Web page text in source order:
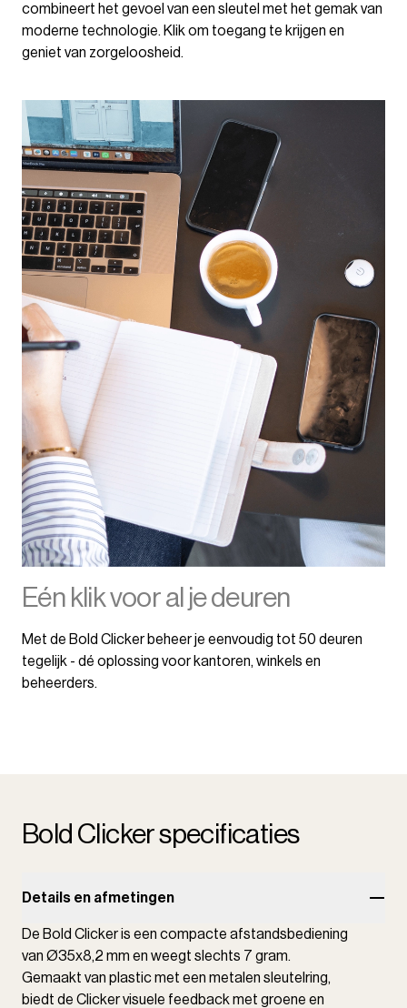
combineert het gevoel van een sleutel met het gemak van
moderne technologie. Klik om toegang te krijgen en
geniet van zorgeloosheid.
Eén klik voor al je deuren
Met de Bold Clicker beheer je eenvoudig tot 50 deuren
tegelijk - dé oplossing voor kantoren, winkels en
beheerders.
Bold Clicker specificaties
Details en afmetingen
De Bold Clicker is een compacte afstandsbediening
van Ø35x8,2 mm en weegt slechts 7 gram.
Gemaakt van plastic met een metalen sleutelring,
biedt de Clicker visuele feedback met groene en